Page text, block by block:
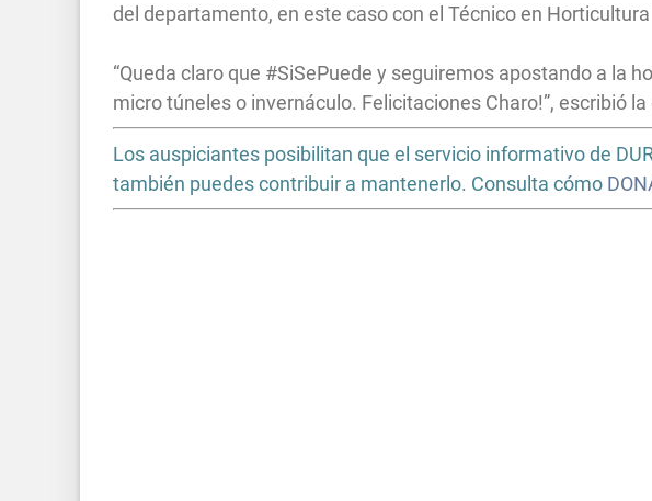
del departamento, en este caso con el Técnico en
“Queda claro que #SiSePuede y seguiremos apostando a la
micro túneles o invernáculo. Felicitaciones Charo!”, escribió
Los auspiciantes posibilitan que el servicio informativo de
también puedes contribuir a mantenerlo. Consulta cómo